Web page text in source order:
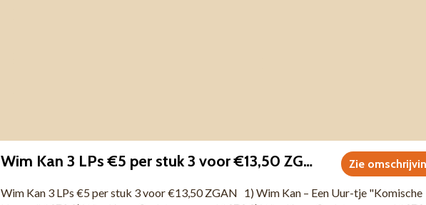
Zie
Wim Kan 3 LPs €5 per stuk 3 voor €13,50 ZGAN
Wim Kan 3 LPs €5 per stuk 3 voor €13,50 ZGAN 1) Wim Kan – Een Uur-tje "Komische